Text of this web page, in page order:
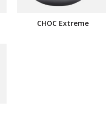
CHOC Extreme